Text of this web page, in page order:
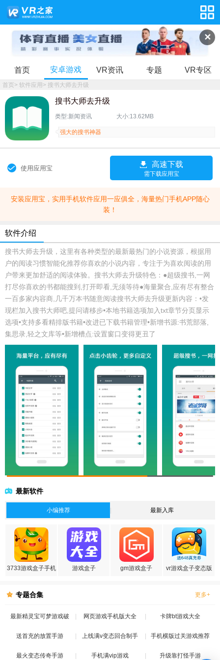
✕
首页 安卓游戏 VR资讯 专题 VR专区
首页> 软件应用> 搜书大师去升级
搜书大师去升级
类型:新闻资讯 大小:13.62MB
强大的搜书神器
使用应用宝 高速下载
需下载应用宝
安装应用宝，实用手机软件应用一应俱全，海量热门手机APP随心
装！
软件介绍
搜书大师去升级，这里有各种类型的最新最热门的小说资源，根据用
户的阅读习惯智能化推荐你喜欢的小说内容，专注于为喜欢阅读的用
户带来更加舒适的阅读体验。搜书大师去升级特色：●超级搜书,一网
打尽你喜欢的书都能搜到,打开即看,无须等待●海量聚合,应有尽有整合
一百多家内容商,几千万本书随意阅读搜书大师去升级更新内容：•发
现栏加入搜书大师吧,提问请移步•本地书籍选项加入txt章节分页显示
选项•支持多看精排版书籍•改进已下载书籍管理•新增书源:书荒部落,
集思录,轻之文库等•新增槽点:设置窗口变得更丑了
最新软件
小编推荐 最新入库
3733游戏盒子手机
游戏盒子 gm游戏盒子 vr游戏盒子变态版
专题合集 更多+
最新精灵宝可梦游戏破
解版
网页游戏手机版大全 卡牌bt游戏大全
送首充的放置手游 上线满v变态回合制手
游
手机横版过关游戏推荐
最火变态传奇手游 手机满vip游戏 升级靠打怪手游